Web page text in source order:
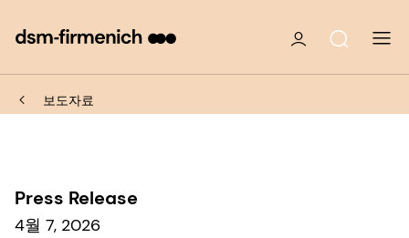
보도자료
Press Release
4월 7, 2026